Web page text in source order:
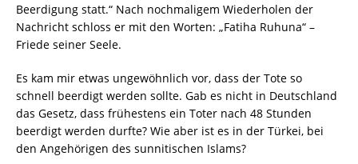
Beerdigung statt.“ Nach nochmaligem Wiederholen der
Nachricht schloss er mit den Worten: „Fatiha Ruhuna“ –
Friede seiner Seele.
Es kam mir etwas ungewöhnlich vor, dass der Tote so
schnell beerdigt werden sollte. Gab es nicht in Deutschland
das Gesetz, dass frühestens ein Toter nach 48 Stunden
beerdigt werden durfte? Wie aber ist es in der Türkei, bei
den Angehörigen des sunnitischen Islams?